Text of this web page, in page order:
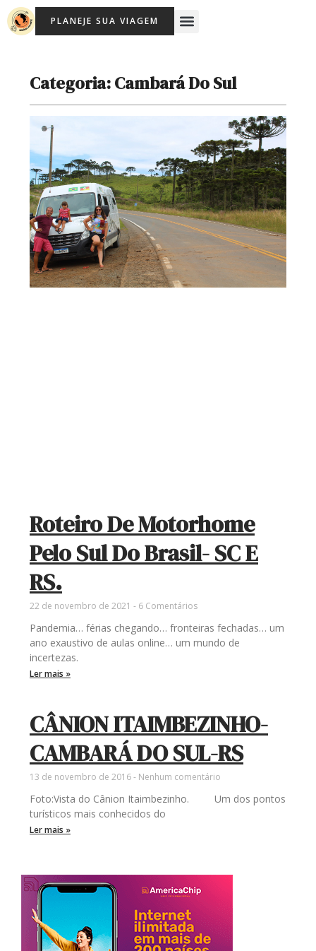
para
PLANEJE SUA VIAGEM Menu
Categoria: Cambará Do Sul
Roteiro De Motorhome
Pelo Sul Do Brasil- SC E
RS.
22 de novembro de 2021 6 Comentários
Pandemia… férias chegando… fronteiras fechadas… um
ano exaustivo de aulas online… um mundo de
incertezas.
Ler mais »
CÂNION ITAIMBEZINHO-
CAMBARÁ DO SUL-RS
13 de novembro de 2016 Nenhum comentário
Foto:Vista do Cânion Itaimbezinho. Um dos pontos
turísticos mais conhecidos do
Ler mais »